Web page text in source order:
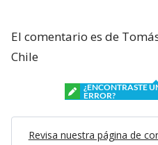
El comentario es de
Chile
¿ENCONTRASTE
ERROR?
Revisa nuestra página de